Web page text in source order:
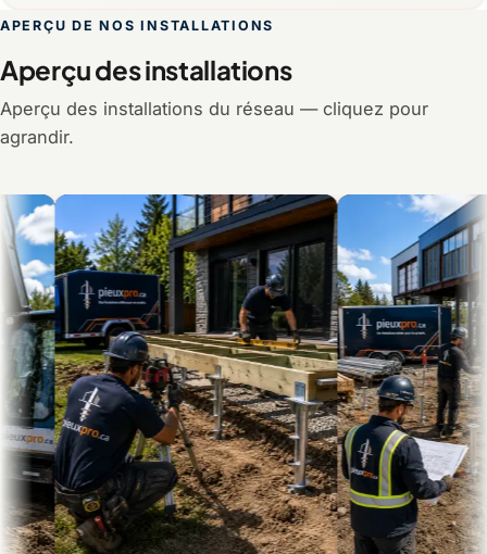
APERÇU DE NOS INSTALLATIONS
Aperçu des installations
Aperçu des installations du réseau — cliquez pour
agrandir.